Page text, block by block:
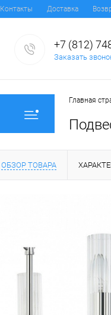
Контакты Доставка
+7 (812)
Заказать
Главная
ОБЗОР ТОВАРА